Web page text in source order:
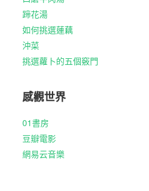
蹄花湯
如何挑選蓮藕
沖菜
挑選蘿卜的五個竅門
感觀世界
01書房
豆瓣電影
網易云音樂